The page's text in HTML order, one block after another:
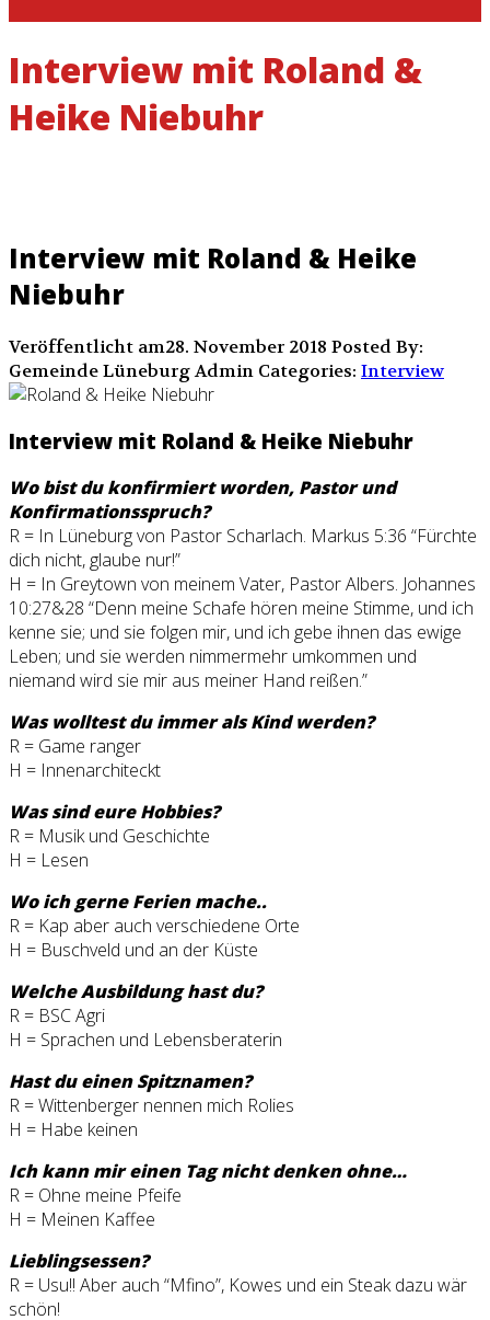
Interview mit Roland &
Heike Niebuhr
Interview mit Roland & Heike
Niebuhr
Veröffentlicht am28. November 2018 Posted By:
Gemeinde Lüneburg Admin Categories: Interview
Interview mit Roland & Heike Niebuhr
Wo bist du konfirmiert worden, Pastor und
Konfirmationsspruch?
R = In Lüneburg von Pastor Scharlach. Markus 5:36 “Fürchte
dich nicht, glaube nur!”
H = In Greytown von meinem Vater, Pastor Albers. Johannes
10:27&28 “Denn meine Schafe hören meine Stimme, und ich
kenne sie; und sie folgen mir, und ich gebe ihnen das ewige
Leben; und sie werden nimmermehr umkommen und
niemand wird sie mir aus meiner Hand reißen.”
Was wolltest du immer als Kind werden?
R = Game ranger
H = Innenarchiteckt
Was sind eure Hobbies?
R = Musik und Geschichte
H = Lesen
Wo ich gerne Ferien mache..
R = Kap aber auch verschiedene Orte
H = Buschveld und an der Küste
Welche Ausbildung hast du?
R = BSC Agri
H = Sprachen und Lebensberaterin
Hast du einen Spitznamen?
R = Wittenberger nennen mich Rolies
H = Habe keinen
Ich kann mir einen Tag nicht denken ohne…
R = Ohne meine Pfeife
H = Meinen Kaffee
Lieblingsessen?
R = Usu!! Aber auch “Mfino”, Kowes und ein Steak dazu wär
schön!